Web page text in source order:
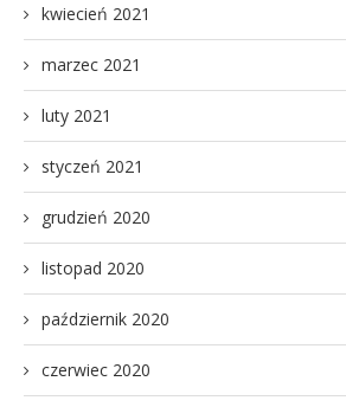
kwiecień 2021
marzec 2021
luty 2021
styczeń 2021
grudzień 2020
listopad 2020
październik 2020
czerwiec 2020